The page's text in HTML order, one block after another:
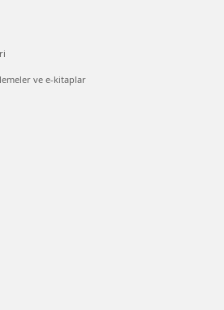
ve e-kitaplar